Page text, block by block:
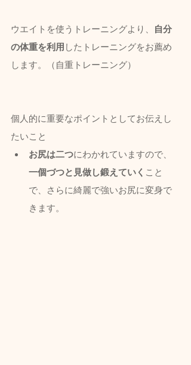
ウエイトを使うトレーニングより、
自分
の体重を利用 したトレーニングをお薦め
します。（自重トレーニング）
個人的に重要なポイントとしてお伝えし
たいこと
お尻は二つにわかれていますので、
一個づつと見做し鍛えていく こと
で、さらに綺麗で強いお尻に変身で
きます。